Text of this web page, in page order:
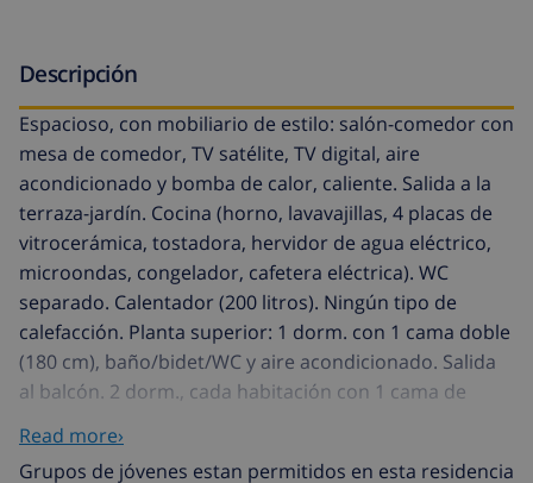
Descripción
Espacioso, con mobiliario de estilo: salón-comedor con
mesa de comedor, TV satélite, TV digital, aire
acondicionado y bomba de calor, caliente. Salida a la
terraza-jardín. Cocina (horno, lavavajillas, 4 placas de
vitrocerámica, tostadora, hervidor de agua eléctrico,
microondas, congelador, cafetera eléctrica). WC
separado. Calentador (200 litros). Ningún tipo de
calefacción. Planta superior: 1 dorm. con 1 cama doble
(180 cm), baño/bidet/WC y aire acondicionado. Salida
al balcón. 2 dorm., cada habitación con 1 cama de
matrimonio (150 cm), aire acondicionado. 1 dorm. con
2 camas (90 cm), aire acondicionado. Baño/WC,
Read more›
Grupos de jóvenes estan permitidos en esta residencia